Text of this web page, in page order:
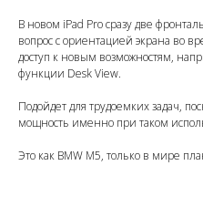
В новом iPad Pro сразу две
вопрос с ориентацией экрана во
доступ к новым возможностям,
функции Desk View.
Подойдет для трудоемких задач,
мощность именно при таком
Это как BMW M5, только в мире